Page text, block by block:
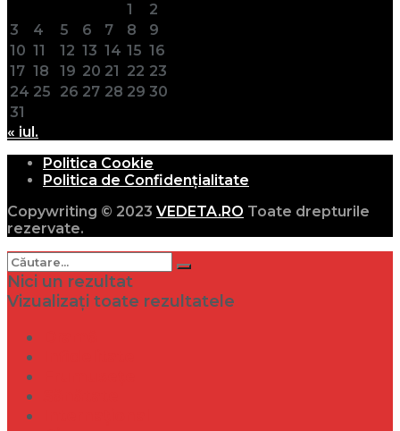
1
2
3
4 5 6 7 8
9
10 11 12 13 14 15 16
17 18 19 20 21 22 23
24 25 26 27 28 29 30
31
« iul.
Politica Cookie
Politica de Confidențialitate
Copywriting © 2023 VEDETA.RO Toate drepturile
rezervate.
Nici un rezultat
Vizualizați toate rezultatele